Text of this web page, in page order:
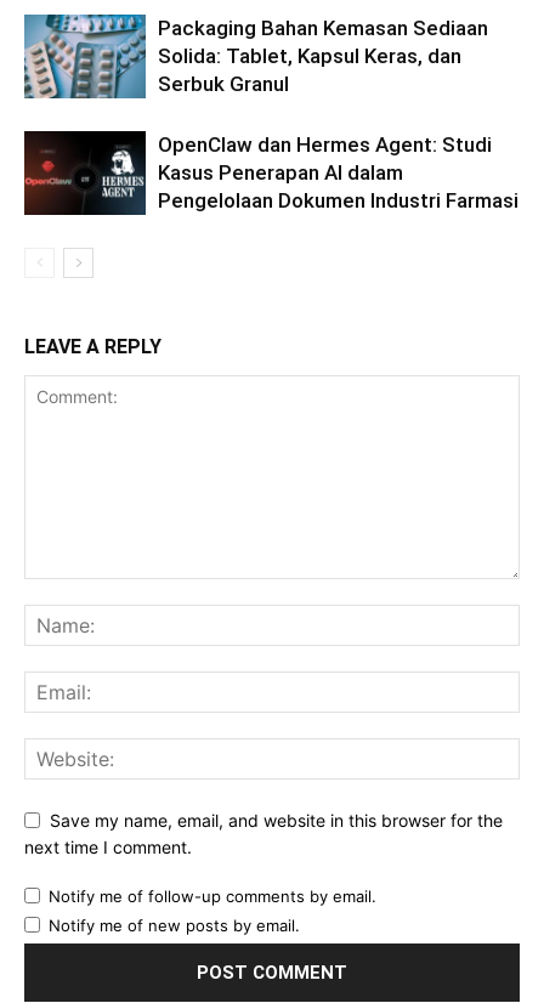
Packaging Bahan Kemasan Sediaan
Solida: Tablet, Kapsul Keras, dan
Serbuk Granul
OpenClaw dan Hermes Agent: Studi
Kasus Penerapan AI dalam
Pengelolaan Dokumen Industri Farmasi
LEAVE A REPLY
Save my name, email, and website in this browser for the
next time I comment.
Notify me of follow-up comments by email.
Notify me of new posts by email.